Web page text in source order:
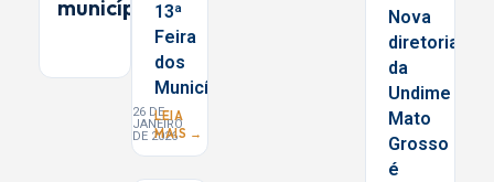
municípios13ª
Feira
dos
Municípios
26 DE
JANEIRO
DE 2026
LEIA
MAIS →
Nova
diretoria
da
Undime
Mato
Grosso
é